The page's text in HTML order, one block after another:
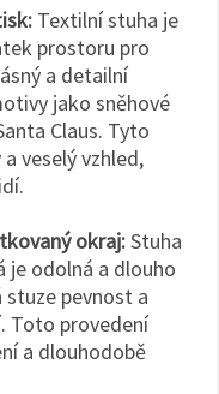
Textilní stuha je
prostoru pro
a detailní
jako sněhové
Claus. Tyto
veselý vzhled,
okraj:Stuha
je odolná a dlouho
pevnost a
Toto provedení
a dlouhodobě